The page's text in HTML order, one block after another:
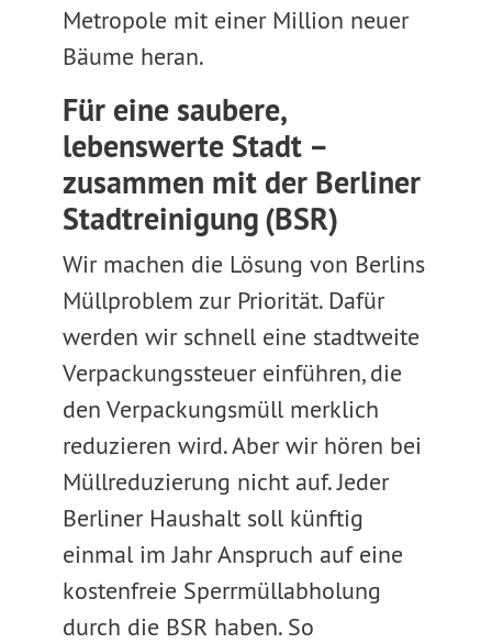
Metropole mit einer Million neuer
Bäume heran.
Für eine saubere,
lebenswerte Stadt –
zusammen mit der Berliner
Stadtreinigung (BSR)
Wir machen die Lösung von Berlins
Müllproblem zur Priorität. Dafür
werden wir schnell eine stadtweite
Verpackungssteuer einführen, die
den Verpackungsmüll merklich
reduzieren wird. Aber wir hören bei
Müllreduzierung nicht auf. Jeder
Berliner Haushalt soll künftig
einmal im Jahr Anspruch auf eine
kostenfreie Sperrmüllabholung
durch die BSR haben. So